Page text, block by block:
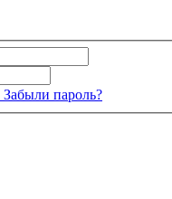
Забыли пароль?